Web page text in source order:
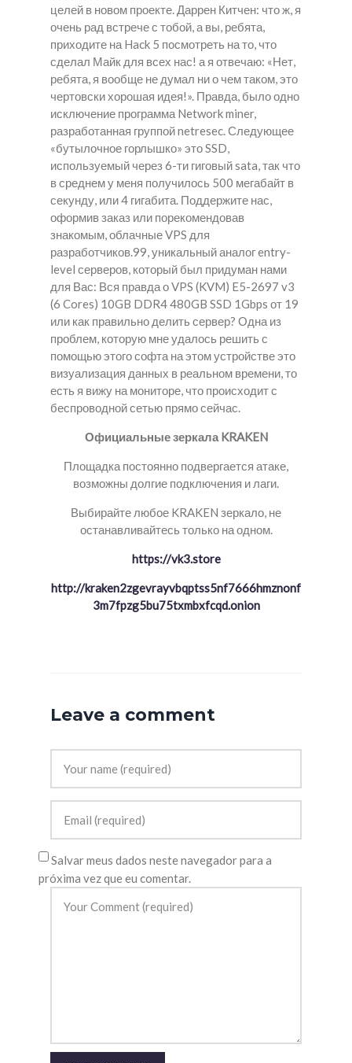
целей в новом проекте. Даррен Китчен: что ж, я
очень рад встрече с тобой, а вы, ребята,
приходите на Hack 5 посмотреть на то, что
сделал Майк для всех нас! а я отвечаю: «Нет,
ребята, я вообще не думал ни о чем таком, это
чертовски хорошая идея!». Правда, было одно
исключение программа Network miner,
разработанная группой netresec. Следующее
«бутылочное горлышко» это SSD,
используемый через 6-ти гиговый sata, так что
в среднем у меня получилось 500 мегабайт в
секунду, или 4 гигабита. Поддержите нас,
оформив заказ или порекомендовав
знакомым, облачные VPS для
разработчиков.99, уникальный аналог entry-
level серверов, который был придуман нами
для Вас: Вся правда о VPS (KVM) E5-2697 v3
(6 Cores) 10GB DDR4 480GB SSD 1Gbps от 19
или как правильно делить сервер? Одна из
проблем, которую мне удалось решить с
помощью этого софта на этом устройстве это
визуализация данных в реальном времени, то
есть я вижу на мониторе, что происходит с
беспроводной сетью прямо сейчас.
Официальные зеркала KRAKEN
Площадка постоянно подвергается атаке,
возможны долгие подключения и лаги.
Выбирайте любое KRAKEN зеркало, не
останавливайтесь только на одном.
https://vk3.store
http://kraken2zgevrayvbqptss5nf7666hmznonf
3m7fpzg5bu75txmbxfcqd.onion
Leave a comment
Salvar meus dados neste navegador para a
próxima vez que eu comentar.